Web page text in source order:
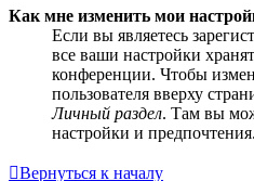
Как мне изменить мои
Если вы являетесь
все ваши настройки
конференции. Чтобы
пользователя вверху
Личный раздел. Там вы
настройки и предпочтения.
Вернуться к началу